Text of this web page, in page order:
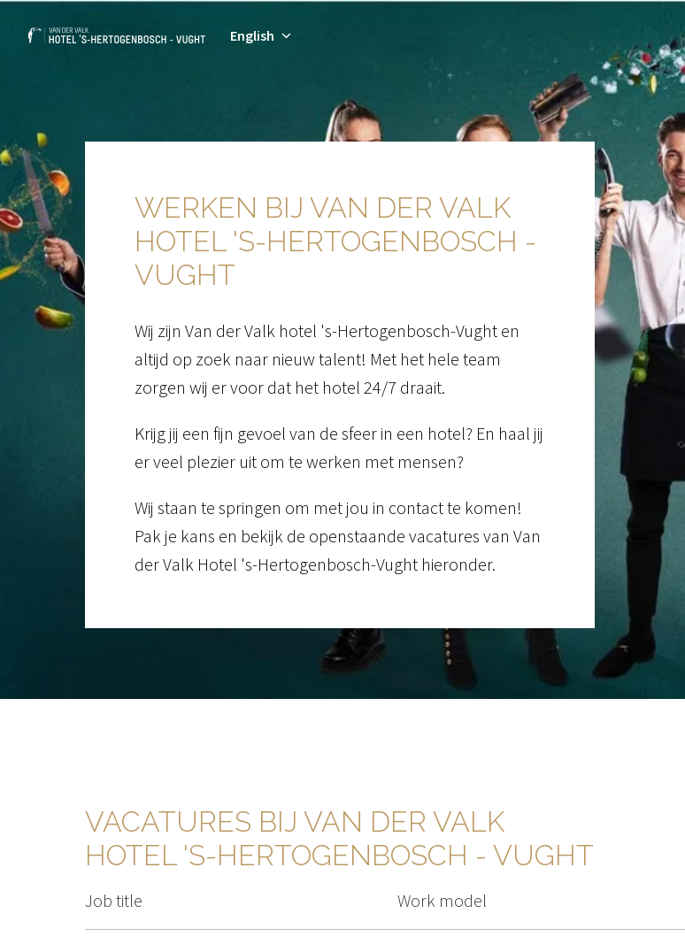
Homepage
English
WERKEN BIJ VAN DER VALK
HOTEL 'S-HERTOGENBOSCH -
VUGHT
Wij zijn Van der Valk hotel 's-Hertogenbosch-Vught en
altijd op zoek naar nieuw talent! Met het hele team
zorgen wij er voor dat het hotel 24/7 draait.
Krijg jij een fijn gevoel van de sfeer in een hotel? En haal jij
er veel plezier uit om te werken met mensen?
Wij staan te springen om met jou in contact te komen!
Pak je kans en bekijk de openstaande vacatures van Van
der Valk Hotel 's-Hertogenbosch-Vught hieronder.
VACATURES BIJ VAN DER VALK
HOTEL 'S-HERTOGENBOSCH - VUGHT
Job title Work model